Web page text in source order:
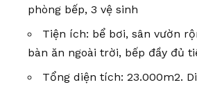
phòng bếp, 3 vệ sinh
Tiện ích: bể bơi, sân vườn
bàn ăn ngoài trời, bếp đầy đủ
Tổng diện tích: 23.000m2.